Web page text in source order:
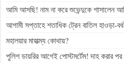
আমি আসছি! নাম না করে শুভেন্দুকে শাসালেন
আগামী সপ্তাহে শতাধিক ট্রেন বাতিল হাওড়া-
মহালয়ার মাহাত্ম্য কোথায়?
পুলিশ ডায়রির আগেই পোস্টমর্টেম! দাহ করার